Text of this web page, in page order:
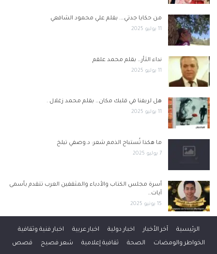
من حكايا جدتي…. بقلم علي محمود الشافعي
11 يوليو 2025
نداء الثأر… بقلم محمد علقم
11 يوليو 2025
هل لريفنا في قلبك مكان… بقلم محمد زغلال .
11 يوليو 2025
ما هكذا تُستباح الذمم شعر: د.وصفي تيلخ
7 يوليو 2025
أسرة مجلس الكتاب والأدباء والمثقفين العرب تتقدم بأسمى
آيات…
15 يونيو 2025
الرئيسية آخر الأخبار اخبار دولية اخبار عربية
اخبار فنية وثقافية
الخواطر والومضات
الصحة ثقافية إعلامية شعر فصيح قصص